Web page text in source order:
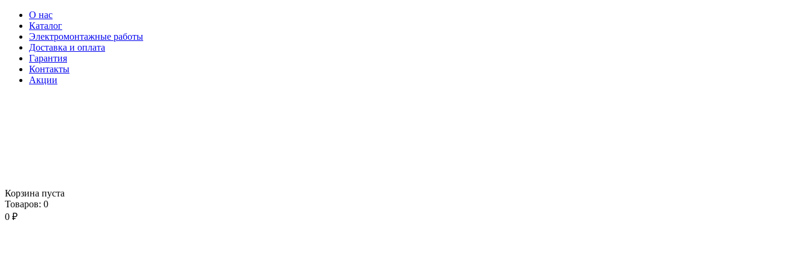
О нас
Каталог
Электромонтажные работы
Доставка и оплата
Гарантия
Контакты
Акции
Корзина пуста
Товаров: 0
0 ₽